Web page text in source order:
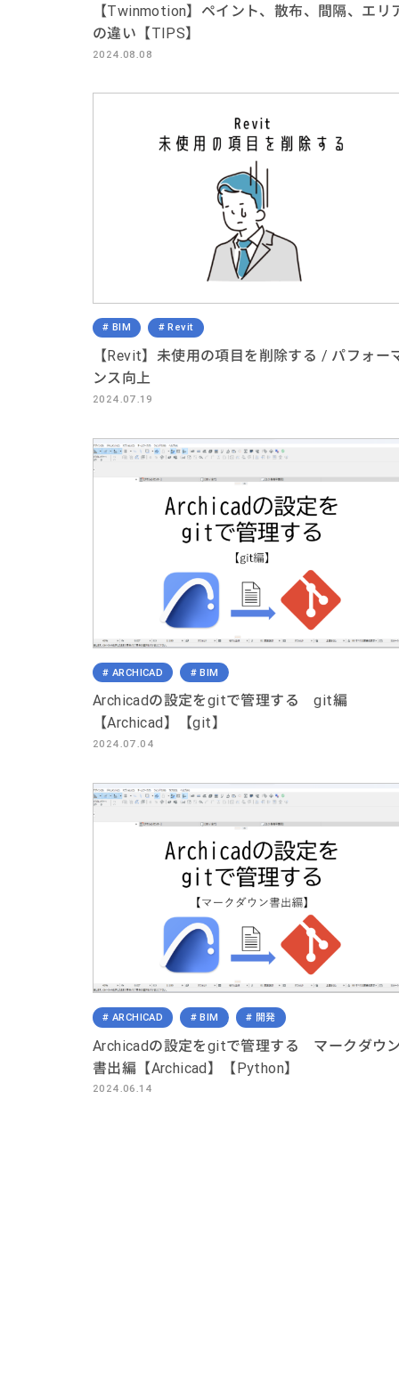
【Twinmotion】ペイント、散布、間隔、エリ
の違い【TIPS】
2024.08.08
BIM Revit
【Revit】未使用の項目を削除する / パフォー
ンス向上
2024.07.19
ARCHICAD BIM
Archicadの設定をgitで管理する git編
【Archicad】【git】
2024.07.04
ARCHICAD BIM 開発
Archicadの設定をgitで管理する マークダウ
書出編【Archicad】【Python】
2024.06.14